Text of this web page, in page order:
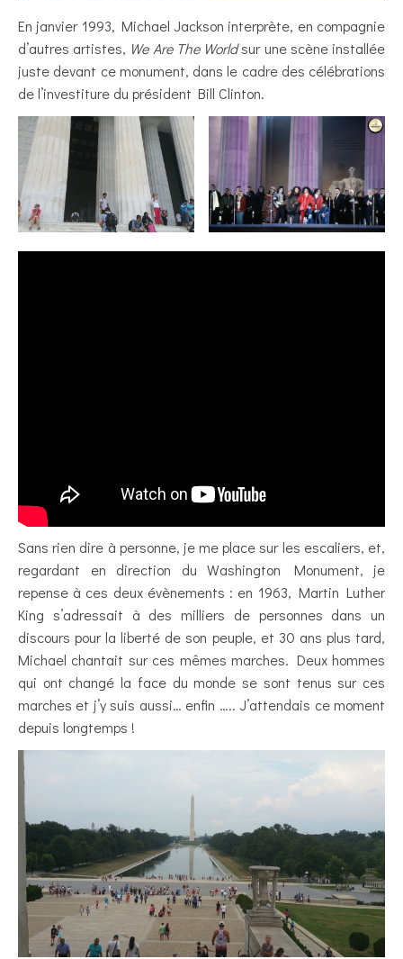
En janvier 1993, Michael Jackson interprète, en compagnie
d’autres artistes, We Are The Worldsur une scène installée
juste devant ce monument, dans le cadre des célébrations
de l’investiture du président Bill Clinton.
Sans rien dire à personne, je me place sur les escaliers, et,
regardant en direction du Washington Monument, je
repense à ces deux évènements : en 1963, Martin Luther
King s’adressait à des milliers de personnes dans un
discours pour la liberté de son peuple, et 30 ans plus tard,
Michael chantait sur ces mêmes marches. Deux hommes
qui ont changé la face du monde se sont tenus sur ces
marches et j’y suis aussi… enfin ….. J’attendais ce moment
depuis longtemps !